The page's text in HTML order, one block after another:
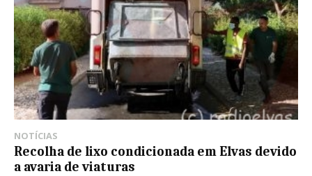
NOTÍCIAS
Recolha de lixo condicionada em Elvas devido
a avaria de viaturas